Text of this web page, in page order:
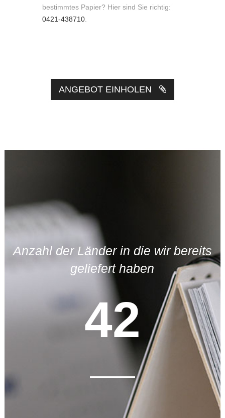
bestimmtes Papier? Hier sind Sie richtig:
0421-438710.
ANGEBOT EINHOLEN
Anzahl der Länder in die wir bereits
geliefert haben
0
1
2
3
4
1
2